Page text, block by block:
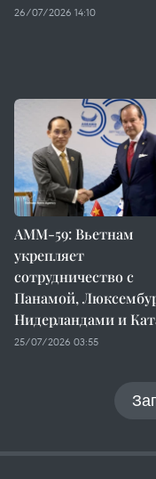
26/07/2026 14:10
AMM-59: Вьетнам
укрепляет
сотрудничество с
Панамой,
Нидерландами и
25/07/2026 03:55